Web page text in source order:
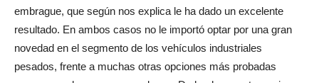
embrague, que según nos explica le ha dado un excelente
resultado. En ambos casos no le importó optar por una gran
novedad en el segmento de los vehículos industriales
pesados, frente a muchas otras opciones más probadas